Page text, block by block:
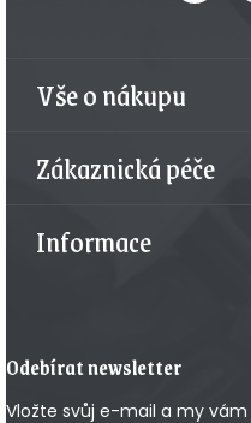
Vše o nákupu
Zákaznická péče
Informace
Odebírat newsletter
Vložte svůj e-mail a my